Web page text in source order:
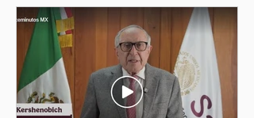
"Grace" Palomares Ramírez,
al considerar que los
comentarios que emitieron
en el podcast "DesCasadas"
contra las personas adultas
mayores no pueden